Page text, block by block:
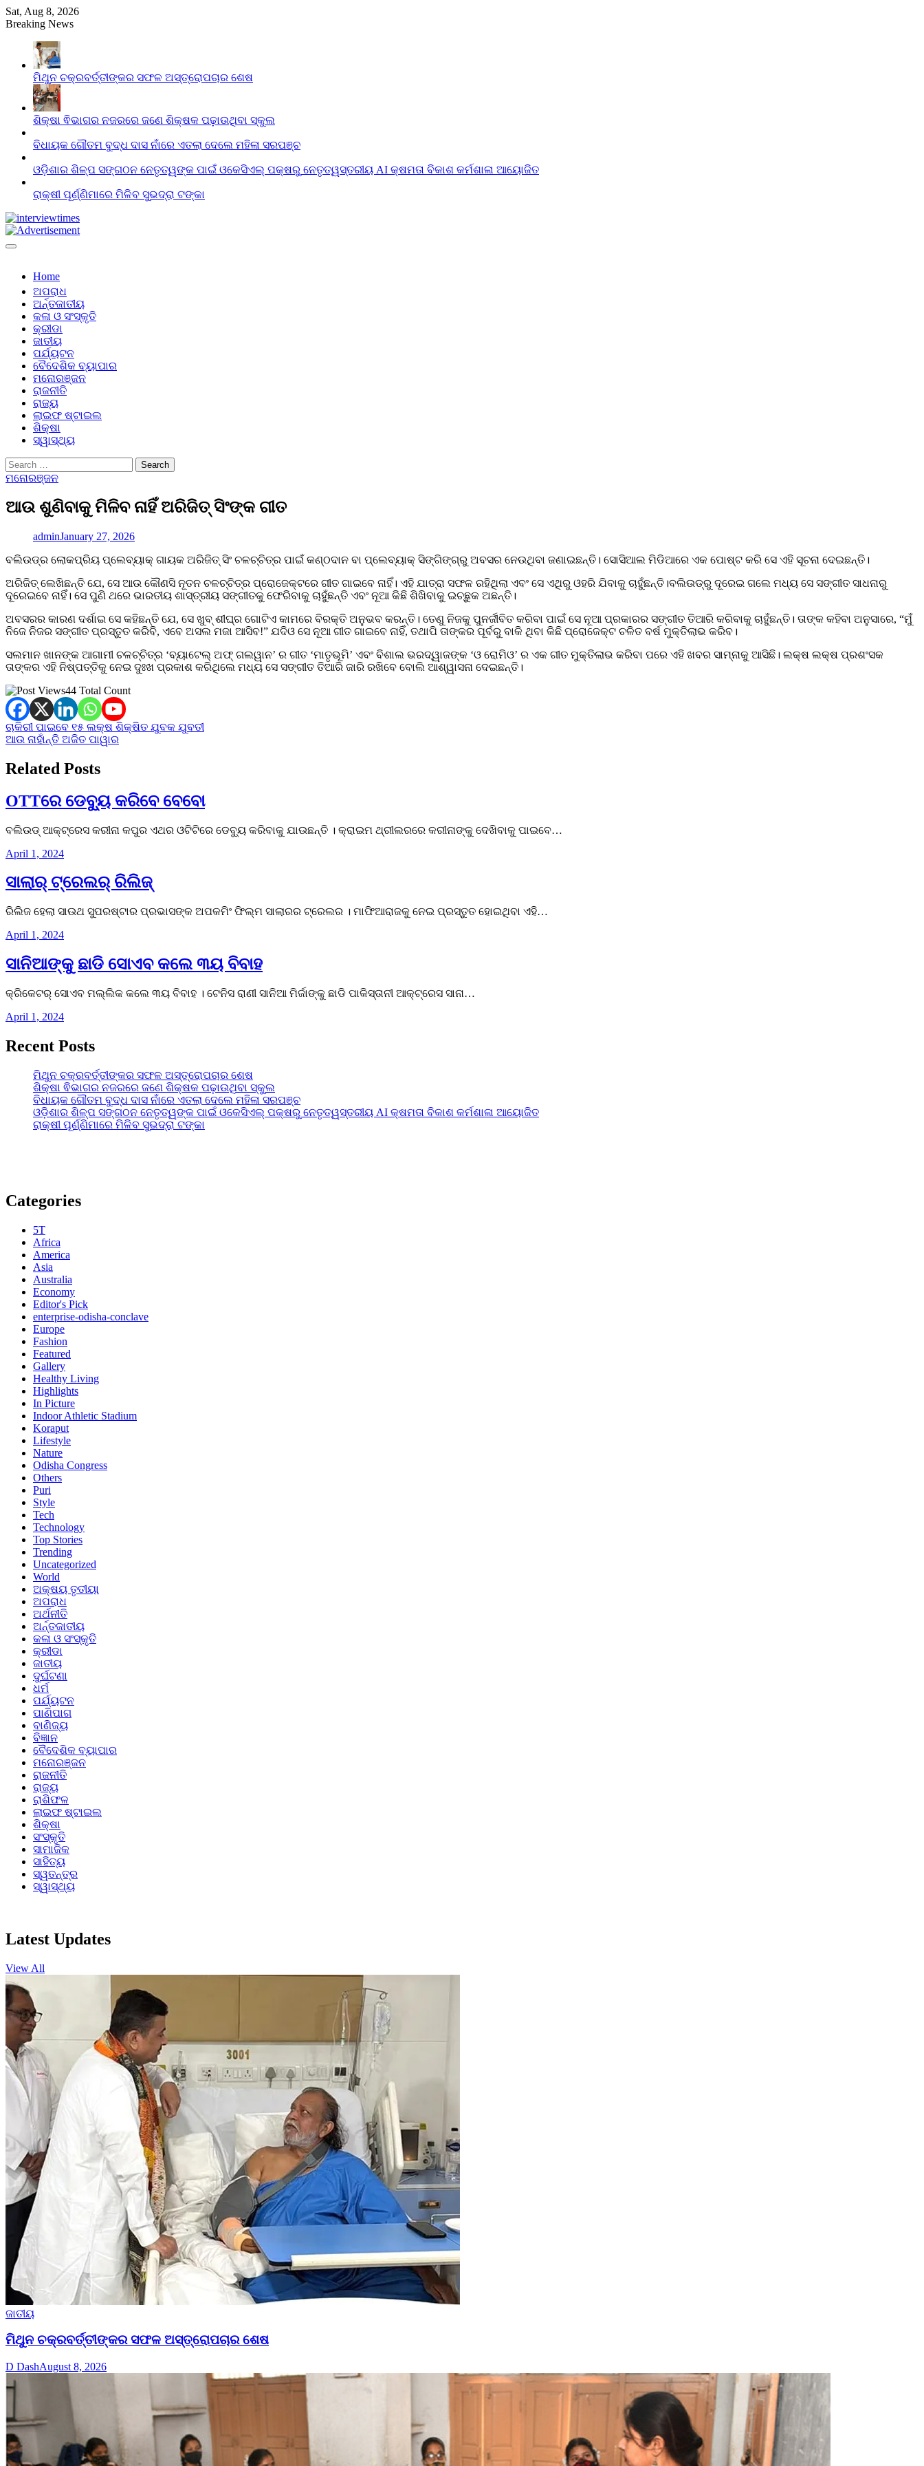
Skip
to
Sat, Aug 8, 2026
Breaking News
ମିଥୁନ ଚକ୍ରବର୍ତ୍ତୀଙ୍କର ସଫଳ ଅସ୍ତ୍ରୋପଚାର ଶେଷ
ଶିକ୍ଷା ଵିଭାଗର ନଜରରେ ଜଣେ ଶିକ୍ଷକ ପଢ଼ାଉଥିବା ସ୍କୁଲ
ବିଧାୟକ ଗୌତମ ବୁଦ୍ଧ ଦାସ ନାଁରେ ଏତଲା ଦେଲେ ମହିଳା ସରପଞ୍ଚ
ଓଡ଼ିଶାର ଶିଳ୍ପ ସଙ୍ଗଠନ ନେତୃତ୍ୱଙ୍କ ପାଇଁ ଓକେସିଏଲ୍ ପକ୍ଷରୁ ନେତୃତ୍ୱସ୍ତରୀୟ AI କ୍ଷମତା ବିକାଶ କର୍ମଶାଳା ଆୟୋଜିତ
ରାକ୍ଷୀ ପୂର୍ଣ୍ଣିମାରେ ମିଳିବ ସୁଭଦ୍ରା ଟଙ୍କା
Home
ଅପରାଧ
ଅର୍ନ୍ତଜାତୀୟ
କଳା ଓ ସଂସ୍କୃତି
କ୍ରୀଡା
ଜାତୀୟ
ପର୍ଯ୍ୟଟନ
ବୈଦେଶିକ ବ୍ୟାପାର
ମନୋରଞ୍ଜନ
ରାଜନୀତି
ରାଜ୍ୟ
ଲାଇଫ ଷ୍ଟାଇଲ
ଶିକ୍ଷା
ସ୍ୱାସ୍ଥ୍ୟ
Search
for:
ମନୋରଞ୍ଜନ
ଆଉ ଶୁଣିବାକୁ ମିଳିବ ନାହିଁ ଅରିଜିତ୍ ସିଂଙ୍କ ଗୀତ
adminJanuary 27, 2026
ବଲିଉଡ୍‌ର ଲୋକପ୍ରିୟ ପ୍ଲେବ୍ୟାକ୍ ଗାୟକ ଅରିଜିତ୍ ସିଂ ଚଳଚ୍ଚିତ୍ର ପାଇଁ କଣ୍ଠଦାନ ବା ପ୍ଲେବ୍ୟାକ୍ ସିଙ୍ଗିଙ୍ଗ୍‌ରୁ ଅବସର ନେଉଥିବା ଜଣାଇଛନ୍ତି। ସୋସିଆଲ ମିଡିଆରେ ଏକ ପୋଷ୍ଟ କରି ସେ ଏହି ସୂଚନା ଦେଇଛନ୍ତି।
ଅରିଜିତ୍ ଲେଖିଛନ୍ତି ଯେ, ସେ ଆଉ କୌଣସି ନୂତନ ଚଳଚ୍ଚିତ୍ର ପ୍ରୋଜେକ୍ଟରେ ଗୀତ ଗାଇବେ ନାହିଁ। ଏହି ଯାତ୍ରା ସଫଳ ରହିଥିଲା ଏବଂ ସେ ଏଥିରୁ ଓହରି ଯିବାକୁ ଚାହୁଁଛନ୍ତି।ବଲିଉଡ୍‌ରୁ ଦୂରେଇ ଗଲେ ମଧ୍ୟ ସେ ସଙ୍ଗୀତ ସାଧନାରୁ
ଦୂରେଇବେ ନାହିଁ। ସେ ପୁଣି ଥରେ ଭାରତୀୟ ଶାସ୍ତ୍ରୀୟ ସଙ୍ଗୀତକୁ ଫେରିବାକୁ ଚାହୁଁଛନ୍ତି ଏବଂ ନୂଆ କିଛି ଶିଖିବାକୁ ଇଚ୍ଛୁକ ଅଛନ୍ତି।
ଅବସରର କାରଣ ଦର୍ଶାଇ ସେ କହିଛନ୍ତି ଯେ, ସେ ଖୁବ୍ ଶୀଘ୍ର ଗୋଟିଏ କାମରେ ବିରକ୍ତି ଅନୁଭବ କରନ୍ତି। ତେଣୁ ନିଜକୁ ପୁନର୍ଜୀବିତ କରିବା ପାଇଁ ସେ ନୂଆ ପ୍ରକାରର ସଙ୍ଗୀତ ତିଆରି କରିବାକୁ ଚାହୁଁଛନ୍ତି। ତାଙ୍କ କହିବା ଅନୁସାରେ, “ମୁଁ
ନିଜେ ନିଜର ସଙ୍ଗୀତ ପ୍ରସ୍ତୁତ କରିବି, ଏବେ ଅସଲ ମଜା ଆସିବ!” ଯଦିଓ ସେ ନୂଆ ଗୀତ ଗାଇବେ ନାହିଁ, ତଥାପି ତାଙ୍କର ପୂର୍ବରୁ ବାକି ଥିବା କିଛି ପ୍ରୋଜେକ୍ଟ ଚଳିତ ବର୍ଷ ମୁକ୍ତିଲାଭ କରିବ।
ସଲମାନ ଖାନଙ୍କ ଆଗାମୀ ଚଳଚ୍ଚିତ୍ର ‘ବ୍ୟାଟେଲ୍ ଅଫ୍ ଗଲୱାନ’ ର ଗୀତ ‘ମାତୃଭୂମି’ ଏବଂ ବିଶାଲ ଭରଦ୍ୱାଜଙ୍କ ‘ଓ ରୋମିଓ’ ର ଏକ ଗୀତ ମୁକ୍ତିଲାଭ କରିବା ପରେ ଏହି ଖବର ସାମ୍ନାକୁ ଆସିଛି। ଲକ୍ଷ ଲକ୍ଷ ପ୍ରଶଂସକ
ତାଙ୍କର ଏହି ନିଷ୍ପତ୍ତିକୁ ନେଇ ଦୁଃଖ ପ୍ରକାଶ କରିଥିଲେ ମଧ୍ୟ ସେ ସଙ୍ଗୀତ ତିଆରି ଜାରି ରଖିବେ ବୋଲି ଆଶ୍ୱାସନା ଦେଇଛନ୍ତି।
44 Total Count
Post
navigation
ଚାକିରୀ ପାଇବେ ୧୫ ଲକ୍ଷ ଶିକ୍ଷିତ ଯୁବକ ଯୁବତୀ
ଆଉ ନାହାଁନ୍ତି ଅଜିତ ପାୱାର
Related Posts
OTTରେ ଡେବ୍ୟୁ କରିବେ ବେବୋ
ବଲିଉଡ୍‌ ଆକ୍ଟ୍ରେସ କରୀନା କପୁର ଏଥର ଓଟିଟିରେ ଡେବ୍ୟୁ କରିବାକୁ ଯାଉଛନ୍ତି । କ୍ରାଇମ ଥ୍ରୀଲରରେ କରୀନାଙ୍କୁ ଦେଖିବାକୁ ପାଇବେ…
April 1, 2024
ସାଲାର୍‌ ଟ୍ରେଲର୍‌ ରିଲିଜ୍‌
ରିଲିଜ ହେଲା ସାଉଥ ସୁପରଷ୍ଟାର ପ୍ରଭାସଙ୍କ ଅପକମିଂ ଫିଲ୍ମ ସାଲାରର ଟ୍ରେଲର । ମାଫିଆରାଜକୁ ନେଇ ପ୍ରସ୍ତୁତ ହୋଇଥିବା ଏହି…
April 1, 2024
ସାନିଆଙ୍କୁ ଛାଡି ସୋଏବ କଲେ ୩ୟ ବିବାହ
କ୍ରିକେଟର୍‌ ସୋଏବ ମଲ୍ଲିକ କଲେ ୩ୟ ବିବାହ । ଟେନିସ ରାଣୀ ସାନିଆ ମିର୍ଜାଙ୍କୁ ଛାଡି ପାକିସ୍ତାନୀ ଆକ୍ଟ୍ରେସ ସାନା…
April 1, 2024
Recent Posts
ମିଥୁନ ଚକ୍ରବର୍ତ୍ତୀଙ୍କର ସଫଳ ଅସ୍ତ୍ରୋପଚାର ଶେଷ
ଶିକ୍ଷା ଵିଭାଗର ନଜରରେ ଜଣେ ଶିକ୍ଷକ ପଢ଼ାଉଥିବା ସ୍କୁଲ
ବିଧାୟକ ଗୌତମ ବୁଦ୍ଧ ଦାସ ନାଁରେ ଏତଲା ଦେଲେ ମହିଳା ସରପଞ୍ଚ
ଓଡ଼ିଶାର ଶିଳ୍ପ ସଙ୍ଗଠନ ନେତୃତ୍ୱଙ୍କ ପାଇଁ ଓକେସିଏଲ୍ ପକ୍ଷରୁ ନେତୃତ୍ୱସ୍ତରୀୟ AI କ୍ଷମତା ବିକାଶ କର୍ମଶାଳା ଆୟୋଜିତ
ରାକ୍ଷୀ ପୂର୍ଣ୍ଣିମାରେ ମିଳିବ ସୁଭଦ୍ରା ଟଙ୍କା
Categories
5T
Africa
America
Asia
Australia
Economy
Editor's Pick
enterprise-odisha-conclave
Europe
Fashion
Featured
Gallery
Healthy Living
Highlights
In Picture
Indoor Athletic Stadium
Koraput
Lifestyle
Nature
Odisha Congress
Others
Puri
Style
Tech
Technology
Top Stories
Trending
Uncategorized
World
ଅକ୍ଷୟ ତୃତୀୟା
ଅପରାଧ
ଅର୍ଥନୀତି
ଅର୍ନ୍ତଜାତୀୟ
କଳା ଓ ସଂସ୍କୃତି
କ୍ରୀଡା
ଜାତୀୟ
ଦୁର୍ଘଟଣା
ଧର୍ମ
ପର୍ଯ୍ୟଟନ
ପାଣିପାଗ
ବାଣିଜ୍ୟ
ବିଜ୍ଞାନ
ବୈଦେଶିକ ବ୍ୟାପାର
ମନୋରଞ୍ଜନ
ରାଜନୀତି
ରାଜ୍ୟ
ରାଶିଫଳ
ଲାଇଫ ଷ୍ଟାଇଲ
ଶିକ୍ଷା
ସଂସ୍କୃତି
ସାମାଜିକ
ସାହିତ୍ୟ
ସ୍ୱତନ୍ତ୍ର
ସ୍ୱାସ୍ଥ୍ୟ
Latest Updates
View All
ଜାତୀୟ
ମିଥୁନ ଚକ୍ରବର୍ତ୍ତୀଙ୍କର ସଫଳ ଅସ୍ତ୍ରୋପଚାର ଶେଷ
D DashAugust 8, 2026